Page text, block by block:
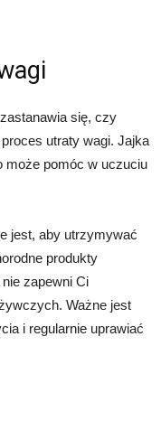
się, czy
utraty wagi. Jajka
może pomóc w uczuciu
jest, aby utrzymywać
produkty
zapewni Ci
Ważne jest
i regularnie uprawiać